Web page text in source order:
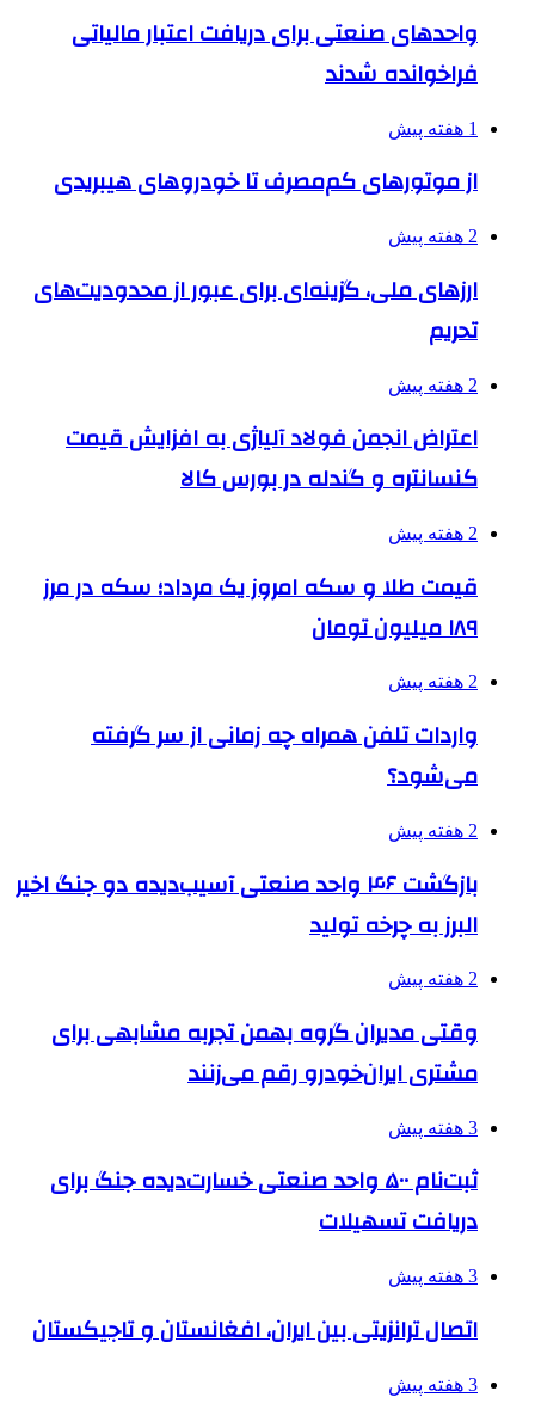
واحدهای صنعتی برای دریافت اعتبار مالیاتی
فراخوانده شدند
1 هفته پیش
از موتورهای کم‌مصرف تا خودروهای هیبریدی
2 هفته پیش
ارزهای ملی، گزینه‌ای برای عبور از محدودیت‌های
تحریم
2 هفته پیش
اعتراض انجمن فولاد آلیاژی به افزایش قیمت
کنسانتره و گندله در بورس کالا
2 هفته پیش
قیمت طلا و سکه امروز یک مرداد؛ سکه در مرز
۱۸۹ میلیون تومان
2 هفته پیش
واردات تلفن همراه چه زمانی از سر گرفته
می‌شود؟
2 هفته پیش
بازگشت ۴۶ واحد صنعتی آسیب‌دیده دو جنگ اخیر
البرز به چرخه تولید
2 هفته پیش
وقتی مدیران گروه بهمن تجربه مشابهی برای
مشتری ایران‌خودرو رقم می‌زنند
3 هفته پیش
ثبت‌نام ۵۰۰ واحد صنعتی خسارت‌دیده جنگ برای
دریافت تسهیلات
3 هفته پیش
اتصال ترانزیتی بین ایران، افغانستان و تاجیکستان
3 هفته پیش